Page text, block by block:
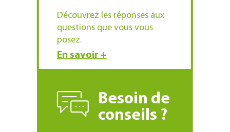
Découvrez les réponses aux
questions que vous vous
posez.
En savoir +
Besoin de
conseils ?